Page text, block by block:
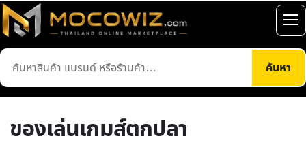
ข้าม
ไป
เนื้อหา
ค้นหา
สินค้า
ค้นหา
เปิ
เม
ของเล่นเกมส์ตกปลา